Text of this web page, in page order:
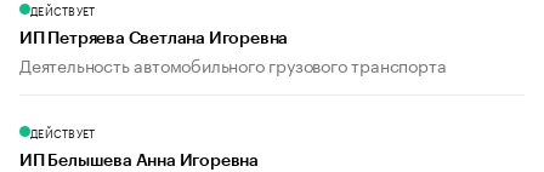
ДЕЙСТВУЕТ
ИП Петряева Светлана Игоревна
Деятельность автомобильного грузового транспорта
ДЕЙСТВУЕТ
ИП Белышева Анна Игоревна